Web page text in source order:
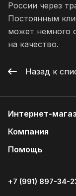
России через
Постоянным
может немного
на качество.
Назад к
Интернет-
Компания
Помощь
+7 (991) 897-34-